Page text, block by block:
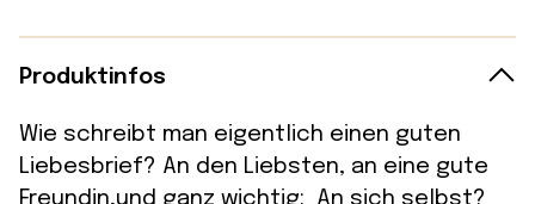
Produktinfos
Wie schreibt man eigentlich einen guten
Liebesbrief? An den Liebsten, an eine gute
Freundin,und ganz wichtig: An sich selbst?